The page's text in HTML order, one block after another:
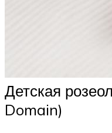
Детская
Domain)